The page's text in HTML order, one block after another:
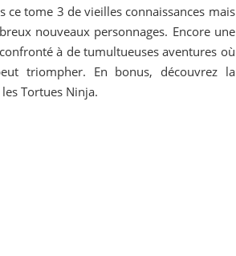
tome 3 de vieilles connaissances mais
nouveaux personnages. Encore une
à de tumultueuses aventures où
triompher. En bonus, découvrez la
Tortues Ninja.